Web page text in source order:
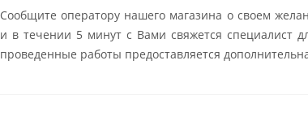
Сообщите оператору нашего магазина о своем
и в течении 5 минут с Вами свяжется специалист
проведенные работы предоставляется